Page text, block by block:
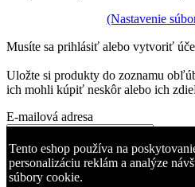
Tento eshop používa na
personalizáciu reklám a analýze
súbory cookie.
(Nastavenie
Musíte sa prihlásiť alebo vytvoriť
Uložte si produkty do zoznamu
ich mohli kúpiť neskôr alebo ich
E-mailová adresa
Heslo
Zabudli ste heslo?